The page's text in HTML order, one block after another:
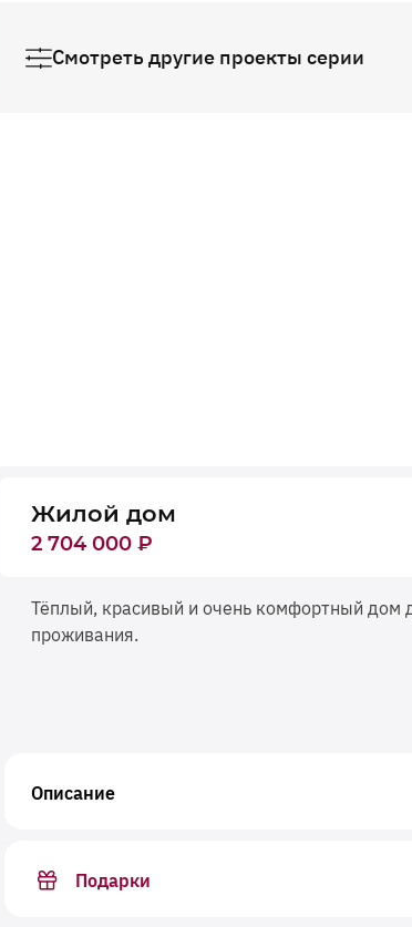
Смотреть другие проекты серии
Жилой дом
2 704 000 ₽
Тёплый, красивый и очень комфортный дом
проживания.
Описание
Подарки